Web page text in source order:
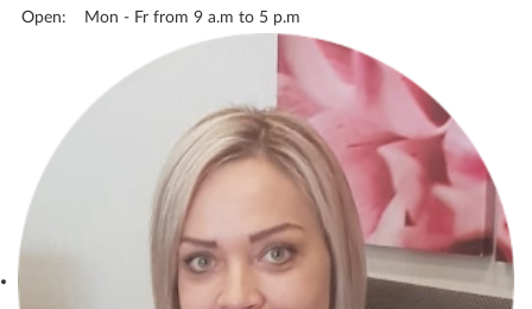
Open:
Mon - Fr from 9 a.m to 5 p.m